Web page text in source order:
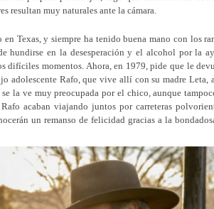
resultan muy naturales ante la cámara.
Texas, y siempre ha tenido buena mano con los
hundirse en la desesperación y el alcohol por la
difíciles momentos. Ahora, en 1979, pide que le
adolescente Rafo, que vive allí con su madre Leta,
la ve muy preocupada por el chico, aunque
acaban viajando juntos por carreteras
un remanso de felicidad gracias a la